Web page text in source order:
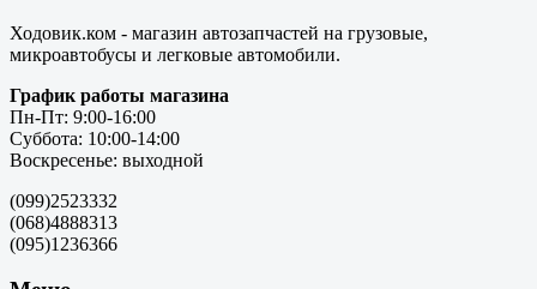
Ходовик.ком - магазин автозапчастей на грузовые,
микроавтобусы и легковые автомобили.
График работы магазина
Пн-Пт: 9:00-16:00
Суббота: 10:00-14:00
Воскресенье: выходной
(099)2523332
(068)4888313
(095)1236366